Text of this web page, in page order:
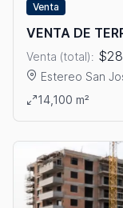
Venta
VENTA DE
Venta (total):
Estereo San
Ver detalles:
14,100 m²